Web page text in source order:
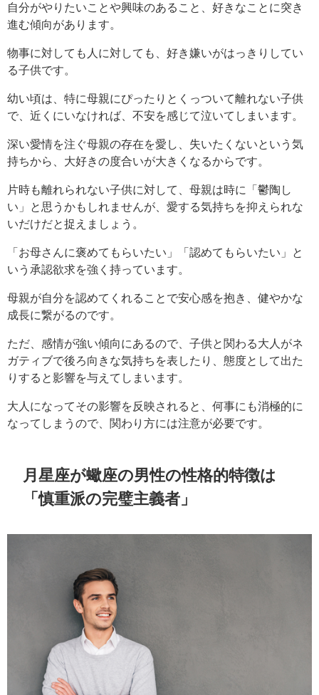
自分がやりたいことや興味のあること、好きなことに突き
進む傾向があります。
物事に対しても人に対しても、好き嫌いがはっきりしてい
る子供です。
幼い頃は、特に母親にぴったりとくっついて離れない子供
で、近くにいなければ、不安を感じて泣いてしまいます。
深い愛情を注ぐ母親の存在を愛し、失いたくないという気
持ちから、大好きの度合いが大きくなるからです。
片時も離れられない子供に対して、母親は時に「鬱陶し
い」と思うかもしれませんが、愛する気持ちを抑えられな
いだけだと捉えましょう。
「お母さんに褒めてもらいたい」「認めてもらいたい」と
いう承認欲求を強く持っています。
母親が自分を認めてくれることで安心感を抱き、健やかな
成長に繋がるのです。
ただ、感情が強い傾向にあるので、子供と関わる大人がネ
ガティブで後ろ向きな気持ちを表したり、態度として出た
りすると影響を与えてしまいます。
大人になってその影響を反映されると、何事にも消極的に
なってしまうので、関わり方には注意が必要です。
月星座が蠍座の男性の性格的特徴は
「慎重派の完璧主義者」